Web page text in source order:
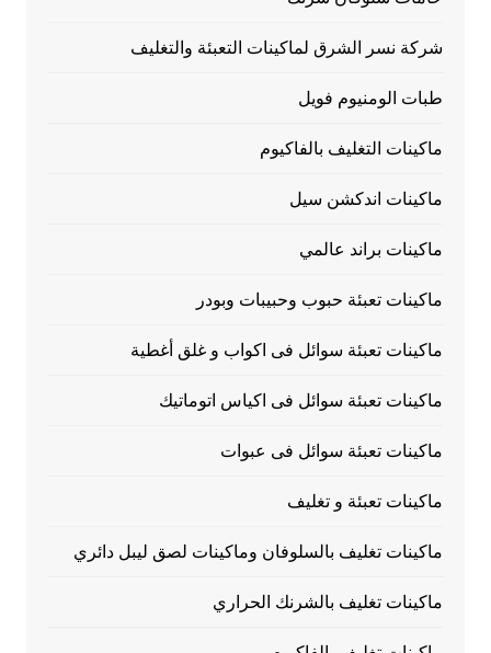
شركة نسر الشرق لماكينات التعبئة والتغليف
طبات الومنيوم فويل
ماكينات التغليف بالفاكيوم
ماكينات اندكشن سيل
ماكينات براند عالمي
ماكينات تعبئة حبوب وحبيبات وبودر
ماكينات تعبئة سوائل فى اكواب و غلق أغطية
ماكينات تعبئة سوائل فى اكياس اتوماتيك
ماكينات تعبئة سوائل فى عبوات
ماكينات تعبئة و تغليف
ماكينات تغليف بالسلوفان وماكينات لصق ليبل دائري
ماكينات تغليف بالشرنك الحراري